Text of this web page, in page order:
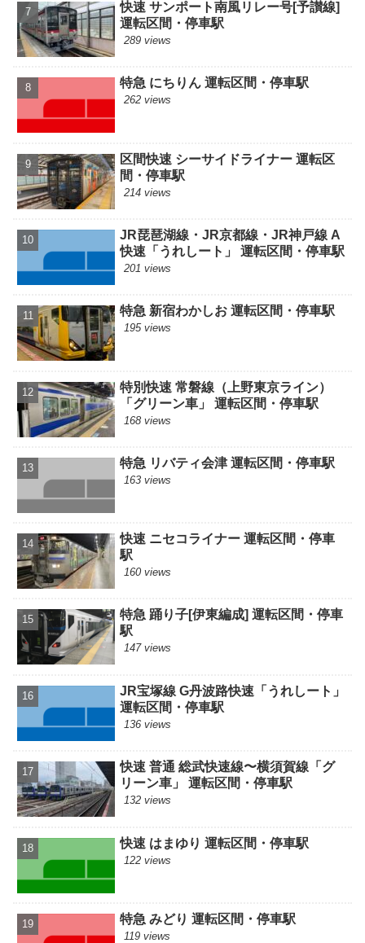
快速 サンポート南風リレー号[予讃線]
運転区間・停車駅
289 views
特急 にちりん 運転区間・停車駅
262 views
区間快速 シーサイドライナー 運転区
間・停車駅
214 views
JR琵琶湖線・JR京都線・JR神戸線 A
快速「うれしート」 運転区間・停車駅
201 views
特急 新宿わかしお 運転区間・停車駅
195 views
特別快速 常磐線（上野東京ライン）
「グリーン車」 運転区間・停車駅
168 views
特急 リバティ会津 運転区間・停車駅
163 views
快速 ニセコライナー 運転区間・停車
駅
160 views
特急 踊り子[伊東編成] 運転区間・停車
駅
147 views
JR宝塚線 G丹波路快速「うれしート」
運転区間・停車駅
136 views
快速 普通 総武快速線〜横須賀線「グ
リーン車」 運転区間・停車駅
132 views
快速 はまゆり 運転区間・停車駅
122 views
特急 みどり 運転区間・停車駅
119 views